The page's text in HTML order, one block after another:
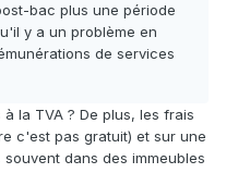
bac plus une période
y a un problème en
de services
la TVA ? De plus, les frais
c'est pas gratuit) et sur une
dans des immeubles